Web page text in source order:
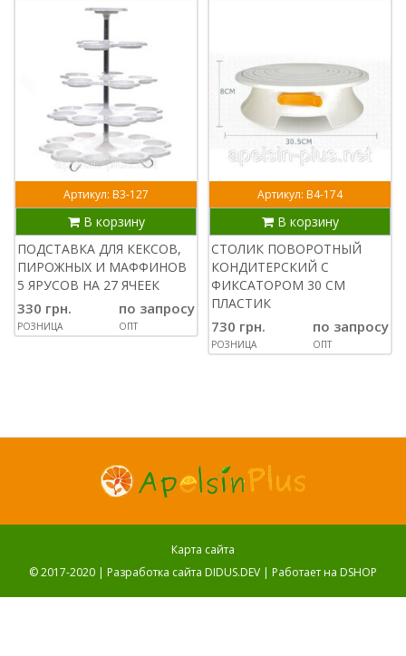
Артикул: В3-127
В корзину
ПОДСТАВКА ДЛЯ КЕКСОВ,
ПИРОЖНЫХ И МАФФИНОВ
5 ЯРУСОВ НА 27 ЯЧЕЕК
330 грн.
РОЗНИЦА
по запросу
ОПТ
Артикул: В4-174
В корзину
СТОЛИК ПОВОРОТНЫЙ
КОНДИТЕРСКИЙ С
ФИКСАТОРОМ 30 СМ
ПЛАСТИК
730 грн.
РОЗНИЦА
по запросу
ОПТ
Карта сайта
© 2017-2020 | Разработка сайта DIDUS.DEV | Работает на DSHOP